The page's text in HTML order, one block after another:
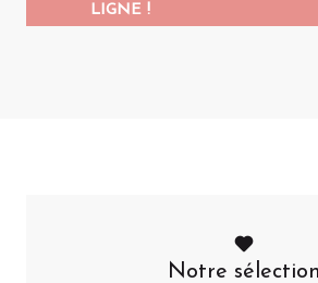
LIGNE !
Notre sélection